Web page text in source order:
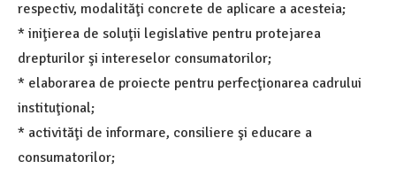
respectiv, modalităţi concrete de aplicare a acesteia;
* iniţierea de soluţii legislative pentru protejarea
drepturilor şi intereselor consumatorilor;
* elaborarea de proiecte pentru perfecţionarea cadrului
instituţional;
* activităţi de informare, consiliere şi educare a
consumatorilor;